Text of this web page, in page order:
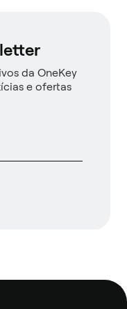
da OneKey
e ofertas